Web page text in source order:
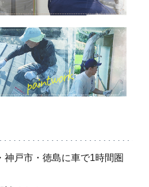
戸市・徳島に車で1時間圏